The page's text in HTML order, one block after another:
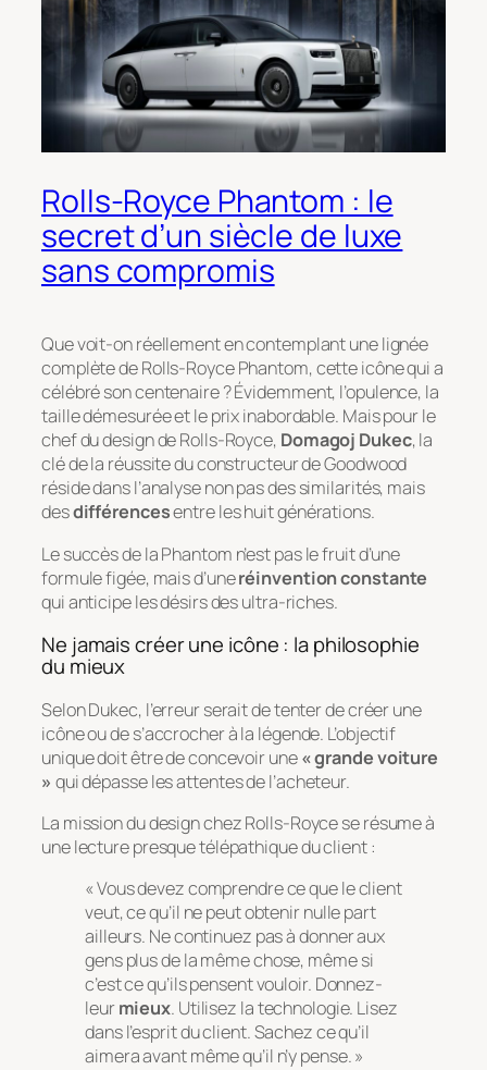
Rolls-Royce Phantom : le
secret d’un siècle de luxe
sans compromis
Que voit-on réellement en contemplant une lignée
complète de Rolls-Royce Phantom, cette icône qui a
célébré son centenaire ? Évidemment, l’opulence, la
taille démesurée et le prix inabordable. Mais pour le
chef du design de Rolls-Royce, Domagoj Dukec, la
clé de la réussite du constructeur de Goodwood
réside dans l’analyse non pas des similarités, mais
desdifférencesentre les huit générations.
Le succès de la Phantom n’est pas le fruit d’une
formule figée, mais d’uneréinvention constante
qui anticipe les désirs des ultra-riches.
Ne jamais créer une icône : la philosophie
du mieux
Selon Dukec, l’erreur serait de tenter de créer une
icône ou de s’accrocher à la légende. L’objectif
unique doit être de concevoir une« grande voiture
» qui dépasse les attentes de l’acheteur.
La mission du design chez Rolls-Royce se résume à
une lecture presque télépathique du client :
« Vous devez comprendre ce que le client
veut, ce qu’il ne peut obtenir nulle part
ailleurs. Ne continuez pas à donner aux
gens plus de la même chose, même si
c’est ce qu’ils pensent vouloir. Donnez-
leurmieux. Utilisez la technologie. Lisez
dans l’esprit du client. Sachez ce qu’il
aimera avant même qu’il n’y pense. »